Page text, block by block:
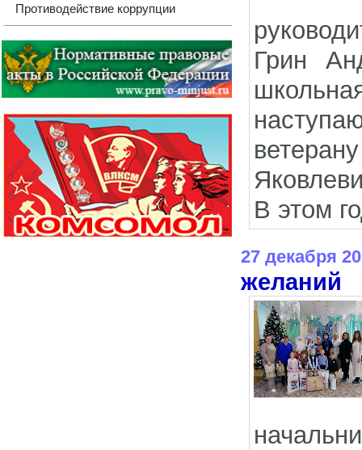
Противодействие коррупции
Грин
В этом
27 декабря
желаний